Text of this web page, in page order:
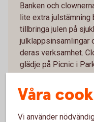
Banken och
lite extra julstämning
tillbringa julen på
julklappsinsamlingar
deras verksamhet.
glädje på Picnic i
banken är engagerad.
Läs mer på
Våra
Vi använder